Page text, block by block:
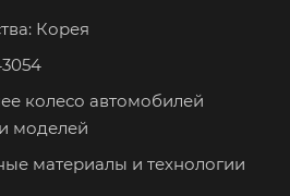
Корея
колесо автомобилей
моделей
материалы и технологии